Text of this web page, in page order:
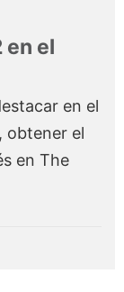
el
en el
obtener el
en The